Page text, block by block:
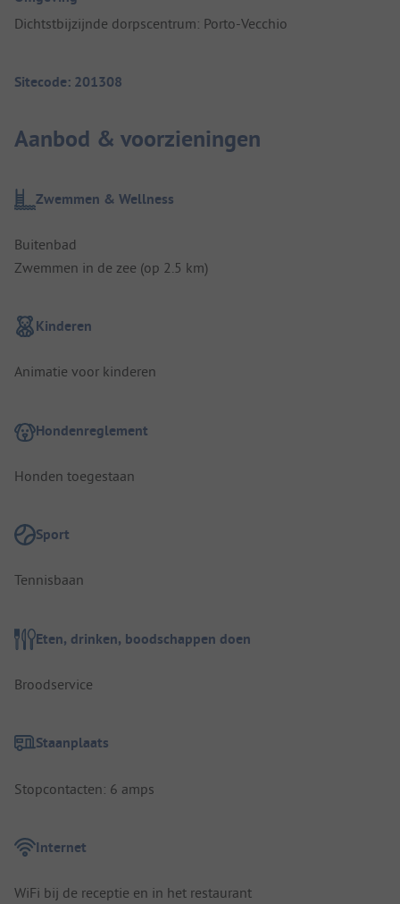
Dichtstbijzijnde dorpscentrum: Porto-Vecchio
Sitecode: 201308
Aanbod & voorzieningen
Zwemmen & Wellness
Buitenbad
Zwemmen in de zee (op 2.5 km)
Kinderen
Animatie voor kinderen
Hondenreglement
Honden toegestaan
Sport
Tennisbaan
Eten, drinken, boodschappen doen
Broodservice
Staanplaats
Stopcontacten: 6 amps
Internet
WiFi bij de receptie en in het restaurant